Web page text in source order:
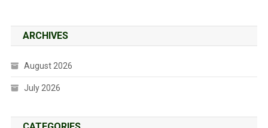
ARCHIVES
August 2026
July 2026